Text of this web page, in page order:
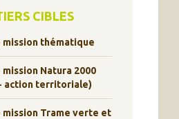
CIBLES
mission thématique
Natura 2000
action territoriale)
mission Trame verte et